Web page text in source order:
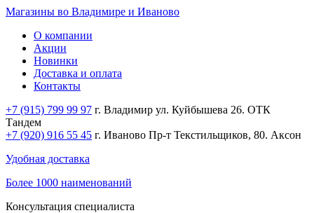
Магазины во Владимире и Иваново
О компании
Акции
Новинки
Доставка и оплата
Контакты
+7 (915) 799 99 97 г. Владимир ул. Куйбышева 26. ОТК
Тандем
+7 (920) 916 55 45 г. Иваново Пр-т Текстильщиков, 80. Аксон
Удобная доставка
Более 1000 наименований
Консультация специалиста